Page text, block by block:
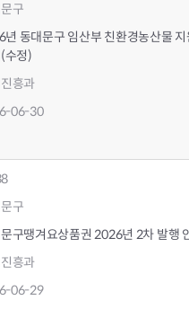
구
년 동대문구 임산부 친환경농산물 지
수정)
흥과
06-30
구
구땡겨요상품권 2026년 2차 발행
흥과
06-29